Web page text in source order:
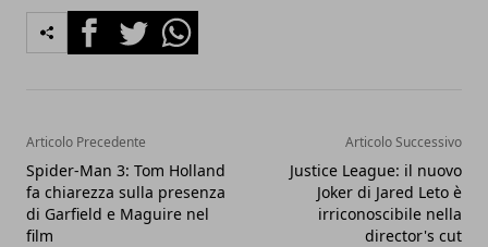
FacebookTwitterWhatsapp
Articolo Precedente
Spider-Man 3: Tom Holland
fa chiarezza sulla presenza
di Garfield e Maguire nel
film
Articolo Successivo
Justice League: il nuovo
Joker di Jared Leto è
irriconoscibile nella
director's cut